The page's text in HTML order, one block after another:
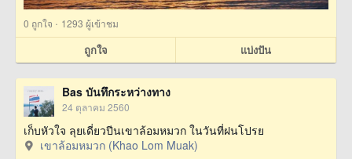
0 ถูกใจ · 1293 ผู้เข้าชม
ถูกใจ แบ่งปัน
Bas บันทึกระหว่างทาง
24 ตุลาคม 2560
เก็บหัวใจ ลุยเดี่ยวปีนเขาล้อมหมวก ในวันที่ฝนโปรย
เขาล้อมหมวก (Khao Lom Muak)